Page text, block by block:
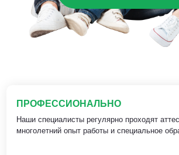
ПРОФЕССИОНАЛЬНО
Наши специалисты регулярно проходят
многолетний опыт работы и специальное